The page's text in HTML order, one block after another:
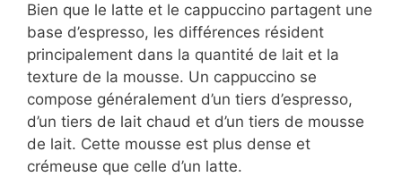
Bien que le latte et le cappuccino partagent une
base d’espresso, les différences résident
principalement dans la quantité de lait et la
texture de la mousse. Un cappuccino se
compose généralement d’un tiers d’espresso,
d’un tiers de lait chaud et d’un tiers de mousse
de lait. Cette mousse est plus dense et
crémeuse que celle d’un latte.